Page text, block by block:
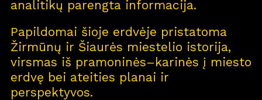
analitikų parengta informacija.
Papildomai šioje erdvėje pristatoma
Žirmūnų ir Šiaurės miestelio istorija,
virsmas iš pramoninės–karinės į miesto
erdvę bei ateities planai ir
perspektyvos.